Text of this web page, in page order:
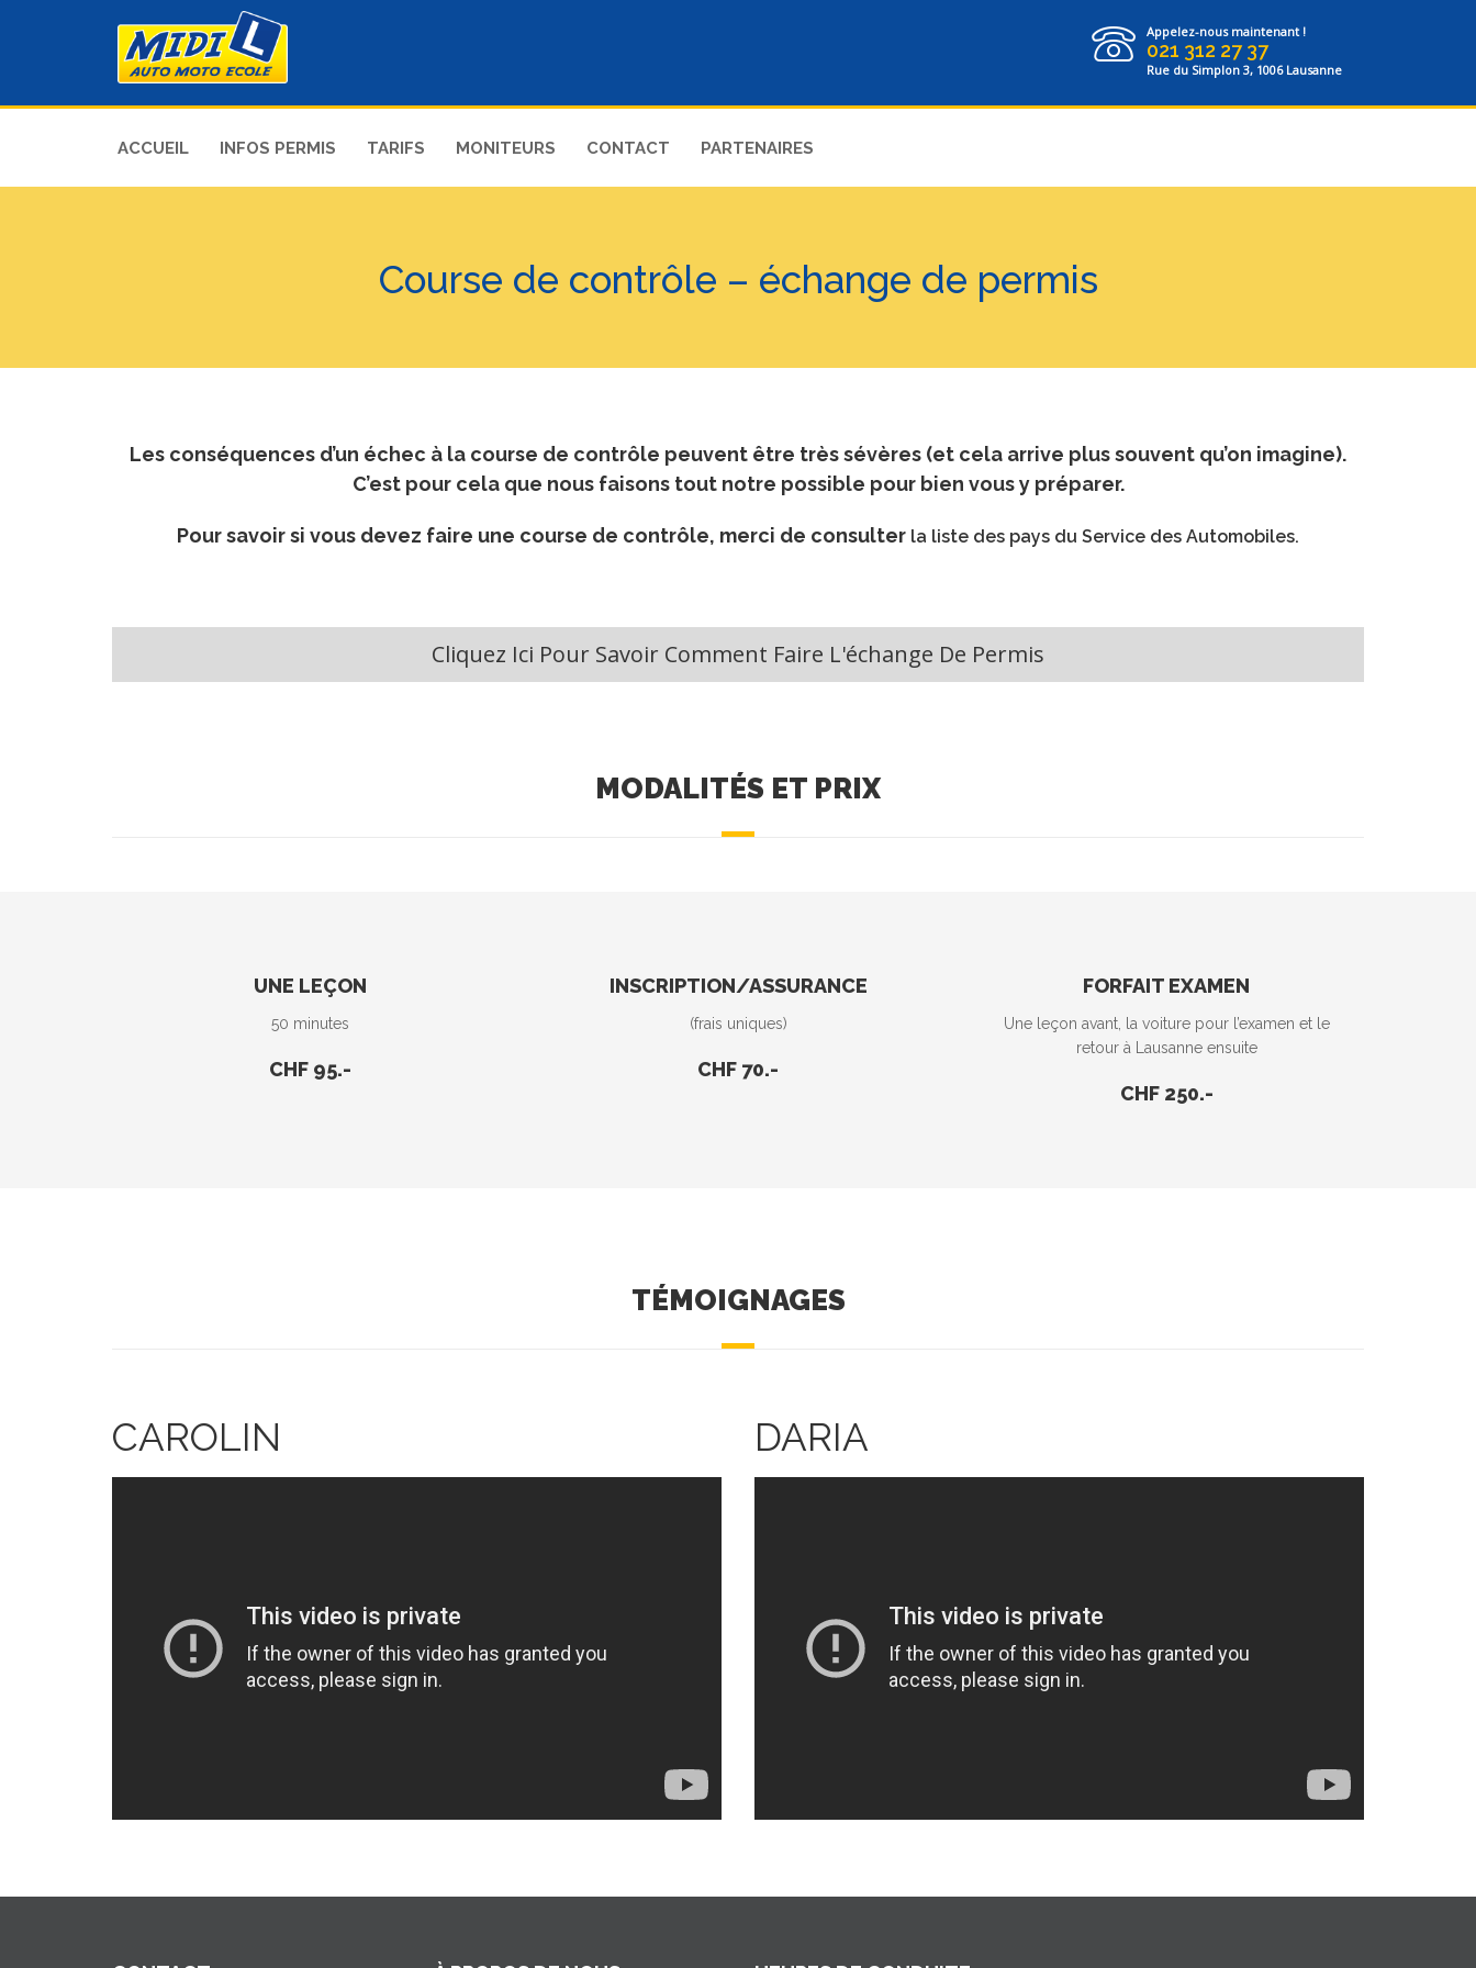
Appelez-nous maintenant !
021 312 27 37
Rue du Simplon 3, 1006 Lausanne
ACCUEIL INFOS PERMIS TARIFS MONITEURS CONTACT PARTENAIRES
Course de contrôle – échange de permis
Les conséquences d’un échec à la course de contrôle peuvent être très sévères (et cela arrive plus souvent qu’on imagine).
C’est pour cela que nous faisons tout notre possible pour bien vous y préparer.
Pour savoir si vous devez faire une course de contrôle, merci de consulter la liste des pays du Service des Automobiles.
Cliquez Ici Pour Savoir Comment Faire L'échange De Permis
MODALITÉS ET PRIX
UNE LEÇON
50 minutes
CHF 95.-
INSCRIPTION/ASSURANCE
(frais uniques)
CHF 70.-
FORFAIT EXAMEN
Une leçon avant, la voiture pour l’examen et le
retour à Lausanne ensuite
CHF 250.-
TÉMOIGNAGES
CAROLIN DARIA